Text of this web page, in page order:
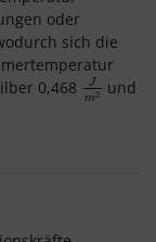
oder
sich die
0,468
J
m2
Jm2und